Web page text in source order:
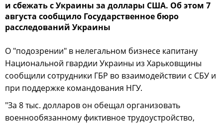
и сбежать с Украины за доллары США. Об этом 7
августа сообщило Государственное бюро
расследований Украины
О "подозрении" в нелегальном бизнесе капитану
Национальной гвардии Украины из Харьковщины
сообщили сотрудники ГБР во взаимодействии с СБУ и
при поддержке командования НГУ.
"За 8 тыс. долларов он обещал организовать
военнообязанному фиктивное трудоустройство,